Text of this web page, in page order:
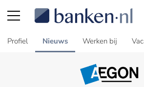
Profiel Nieuws Werken bij